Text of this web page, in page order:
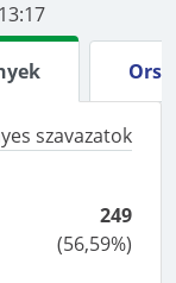
szavazatok
249
(56,59%)